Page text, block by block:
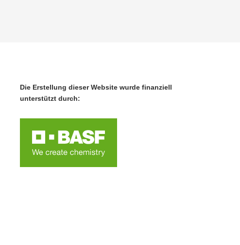
Die Erstellung dieser Website wurde finanziell
unterstützt durch: